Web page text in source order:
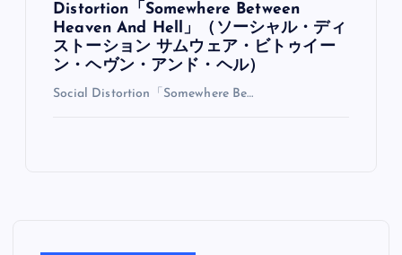
Distortion「Somewhere Between
Heaven And Hell」（ソーシャル・ディ
ストーション サムウェア・ビトゥイー
ン・ヘヴン・アンド・ヘル）
Social Distortion「Somewhere Be…